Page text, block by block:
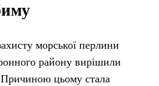
морської перлини
району вирішили
цьому стала